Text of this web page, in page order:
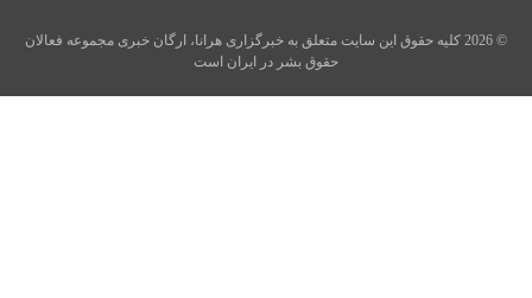
© 2026 کلیه حقوق این سایت متعلق به خبرگزاری هرانا، ارگان خبری مجموعه فعالان
حقوق بشر در ایران است